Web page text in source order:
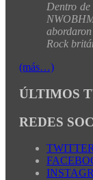
Dentro
Rock
(más…)
ÚLTIMOS
REDES
TWITTER